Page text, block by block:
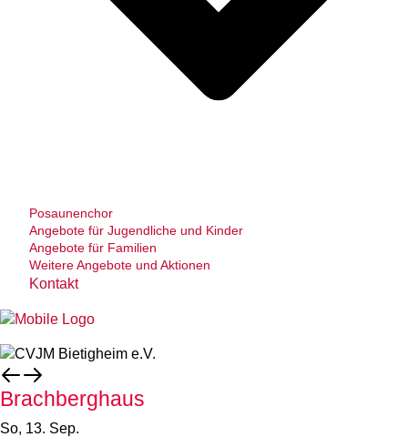
Posaunenchor
Angebote für Jugendliche und Kinder
Angebote für Familien
Weitere Angebote und Aktionen
Kontakt
Brachberghaus
So, 13. Sep.